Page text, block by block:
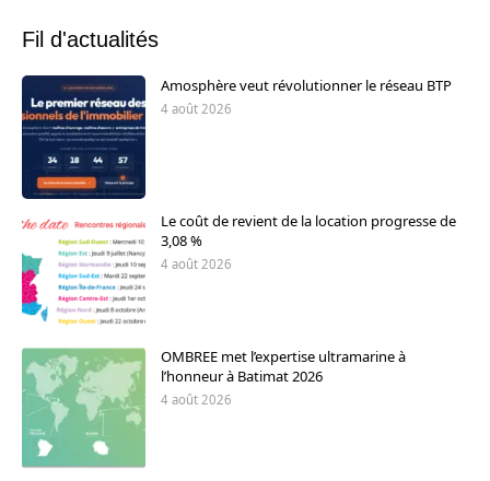
Fil d'actualités
Amosphère veut révolutionner le réseau BTP
4 août 2026
Le coût de revient de la location progresse de
3,08 %
4 août 2026
OMBREE met l’expertise ultramarine à
l’honneur à Batimat 2026
4 août 2026